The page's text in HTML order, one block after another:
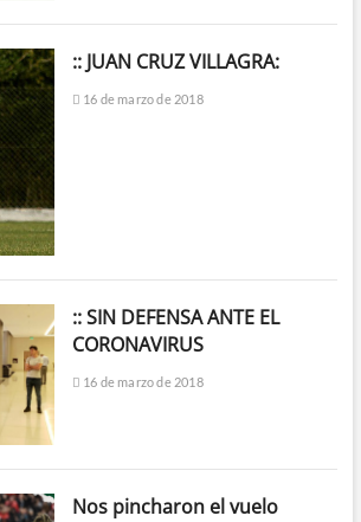
:: JUAN CRUZ VILLAGRA:
16 de marzo de 2018
:: SIN DEFENSA ANTE EL
CORONAVIRUS
16 de marzo de 2018
Nos pincharon el vuelo